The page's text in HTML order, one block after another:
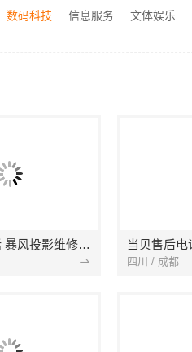
刚需简约家庭装修工期提速，海南万赢饰家新型建筑材料有限公司快速入住
数码科技 信息服务 文体娱乐
暴风售后电话 暴风投影维修网点 无法开机 不显示
四川 / 成都